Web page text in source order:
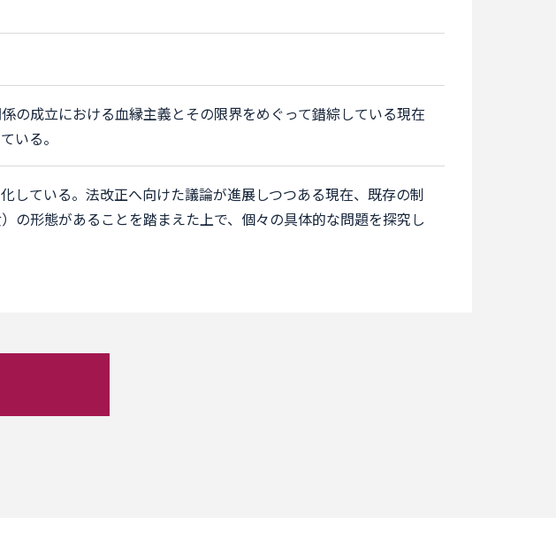
成立における血縁主義とその限界をめぐって錯綜している現在
いる。
している。法改正へ向けた議論が進展しつつある現在、既存の制
の形態があることを踏まえた上で、個々の具体的な問題を探究し